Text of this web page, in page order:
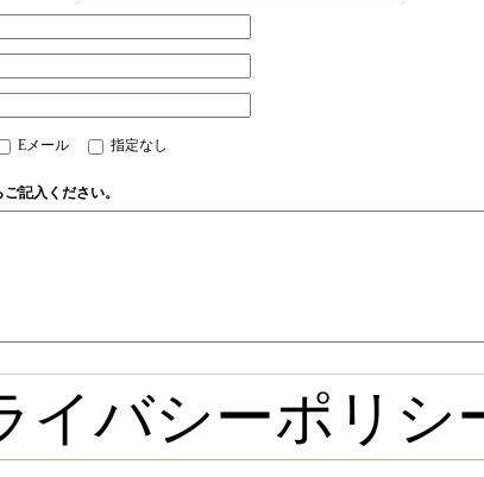
Eメール 指定なし
記入ください。